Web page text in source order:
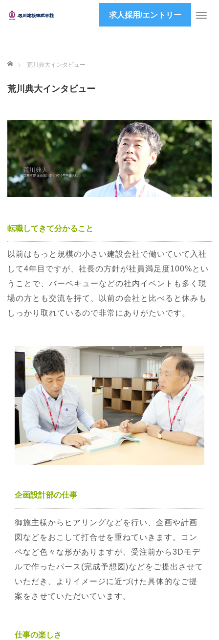
T
g
a
t
n
求人採用/エントリー
ホーム 荒川典大インタビュー
荒川典大インタビュー
転職してきて分かること
以前はもっと規模の小さい建設会社で働いていて入社
して4年目ですが、社長の方針が社員満足度100%とい
うことで、バーベキューなどの社内イベントも多く現
場の方とも交流を持て、以前の会社と比べると休みも
しっかり取れているので非常にありがたいです。
企画設計部の仕事
御施主様からヒアリングなどを行い、企画や計画
図などをおこして打合せを重ねていきます。コン
ペなど色々な形がありますが、受注前から3Dモデ
ルで作ったパース(完成予想図)などをご提出させて
いただき、よりイメージに近づけた具体的なご提
案をさせていただいています。
仕事の楽しさ